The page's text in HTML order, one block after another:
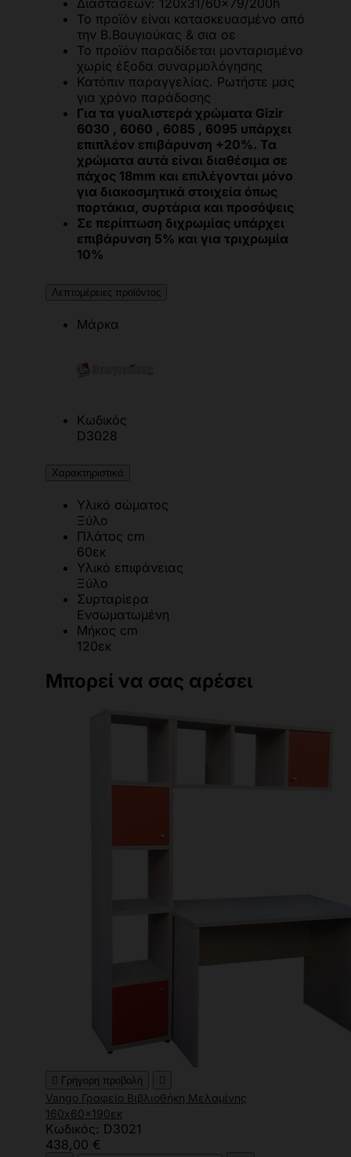
Το προϊόν είναι κατασκευασμένο από
την Β.Βουγιούκας & σια οε
Το προϊόν παραδίδεται μονταρισμένο
χωρίς έξοδα συναρμολόγησης
Κατόπιν παραγγελίας. Ρωτήστε μας
για χρόνο παράδοσης
Για τα γυαλιστερά χρώματα Gizir
6030 , 6060 , 6085 , 6095 υπάρχει
επιπλέον επιβάρυνση +20%. Τα
χρώματα αυτά είναι διαθέσιμα σε
πάχος 18mm και επιλέγονται μόνο
για διακοσμητικά στοιχεία όπως
πορτάκια, συρτάρια και προσόψεις
Σε περίπτωση διχρωμίας υπάρχει
επιβάρυνση 5% και για τριχρωμία
10%
Λεπτομέρειες προϊόντος
Μάρκα
Κωδικός
D3028
Χαρακτηριστικά
Υλικό σώματος
Ξύλο
Πλάτος cm
60εκ
Υλικό επιφάνειας
Ξύλο
Συρταρίερα
Ενσωματωμένη
Μήκος cm
120εκ
Μπορεί να σας αρέσει
 Γρήγορη προβολή 
Vango Γραφείο Βιβλιοθήκη Μελαμίνης
160x60x190εκ
Κωδικός: D3021
438,00 €